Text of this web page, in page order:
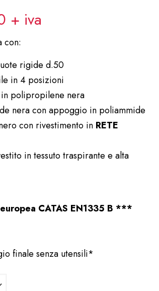
+ iva
con:
rigide d.50
in 4 posizioni
in polipropilene nera
nera con appoggio in poliammide
con rivestimento in RETE
in tessuto traspirante e alta
CATAS EN1335 B ***
finale senza utensili*